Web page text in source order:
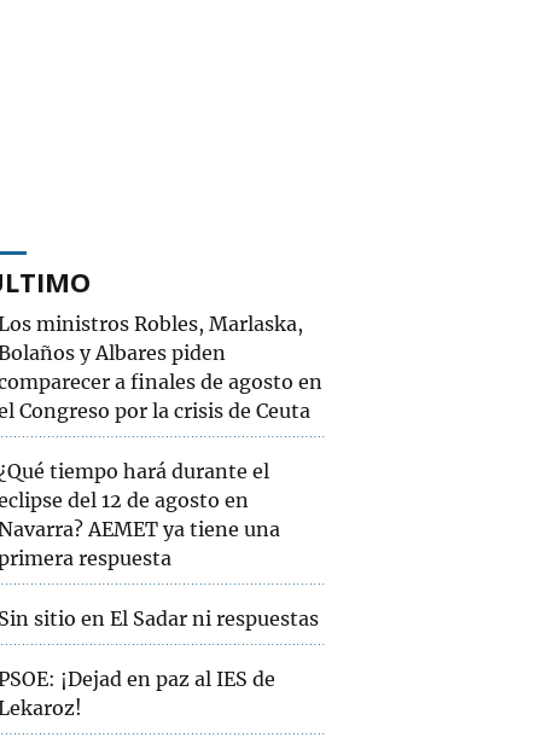
ministros Robles, Marlaska,
y Albares piden
a finales de agosto en
Congreso por la crisis de Ceuta
tiempo hará durante el
del 12 de agosto en
AEMET ya tiene una
respuesta
Sin sitio en El Sadar ni respuestas
¡Dejad en paz al IES de